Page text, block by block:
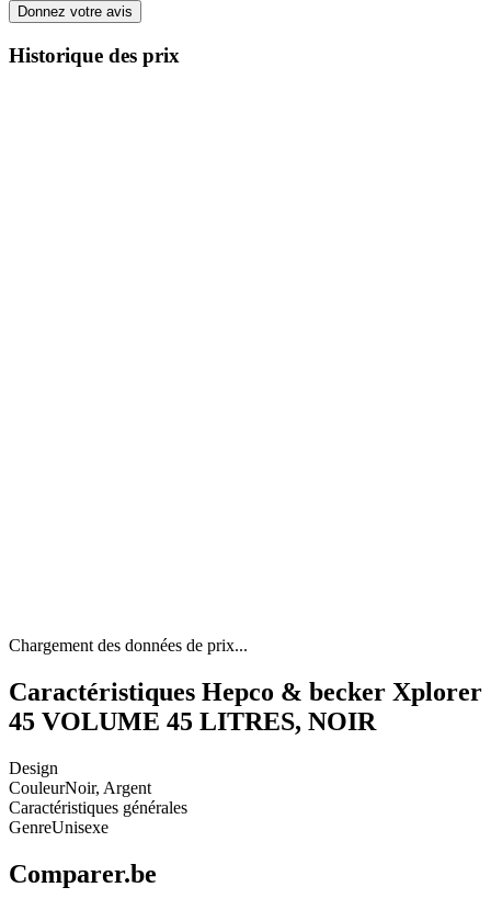
Donnez votre avis
Historique des prix
Chargement des données de prix...
Caractéristiques Hepco & becker Xplorer
45 VOLUME 45 LITRES, NOIR
Design
CouleurNoir, Argent
Caractéristiques générales
GenreUnisexe
Comparer.be